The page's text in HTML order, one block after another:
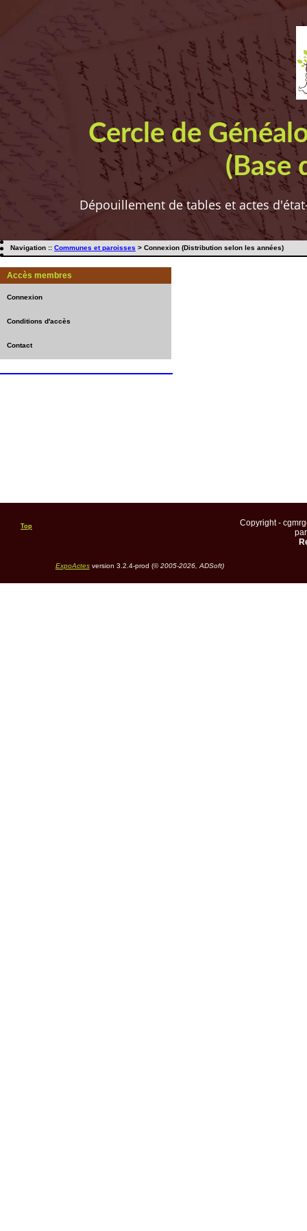
Cercle de
(Base
Dépouillement de tables et actes
Navigation :: Communes et paroisses > Connexion (Distribution selon les années)
Accès membres
Connexion
Conditions d'accès
Contact
Top
Copyright -
ExpoActesversion 3.2.4-prod (©2005-2026, ADSoft)